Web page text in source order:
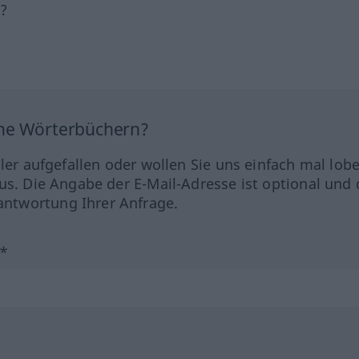
Wörterbüchern?
aufgefallen oder wollen Sie uns einfach mal
Die Angabe der E-Mail-Adresse ist optional und
Ihrer Anfrage.